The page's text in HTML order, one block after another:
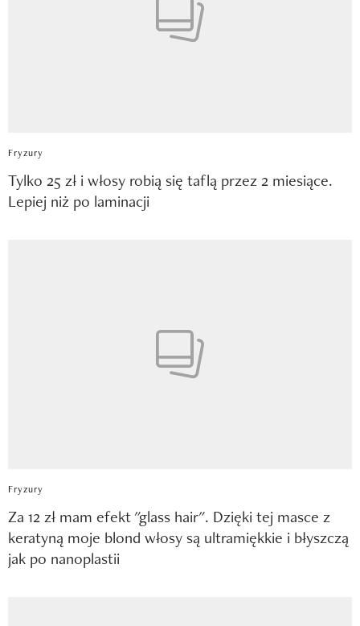
Fryzury
Tylko 25 zł i włosy robią się taflą przez 2 miesiące.
Lepiej niż po laminacji
Fryzury
Za 12 zł mam efekt "glass hair". Dzięki tej masce z
keratyną moje blond włosy są ultramiękkie i błyszczą
jak po nanoplastii